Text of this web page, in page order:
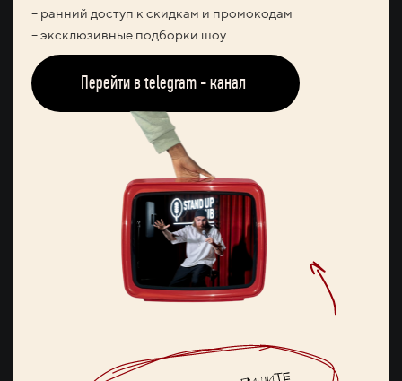
– ранний доступ к скидкам и промокодам
– эксклюзивные подборки шоу
Перейти в telegram - канал